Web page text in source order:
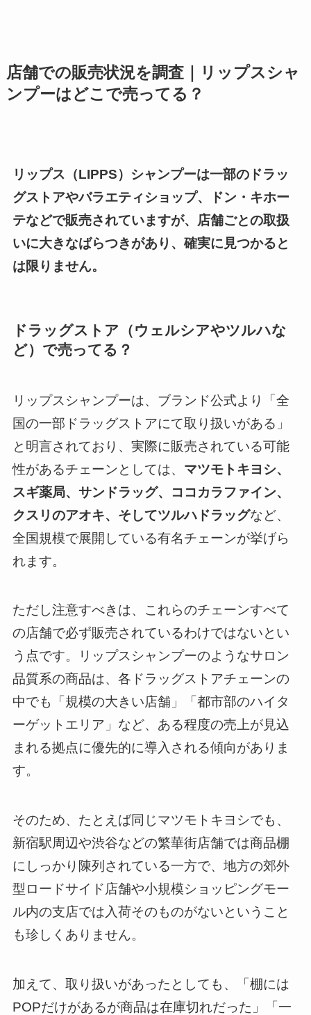
店舗での販売状況を調査｜リップスシャ
ンプーはどこで売ってる？
リップス（LIPPS）シャンプーは一部のドラッ
グストアやバラエティショップ、ドン・キホー
テなどで販売されていますが、店舗ごとの取扱
いに大きなばらつきがあり、確実に見つかると
は限りません。
ドラッグストア（ウェルシアやツルハな
ど）で売ってる？
リップスシャンプーは、ブランド公式より「全
国の一部ドラッグストアにて取り扱いがある」
と明言されており、実際に販売されている可能
性があるチェーンとしては、 マツモトキヨシ、
スギ薬局、サンドラッグ、ココカラファイン、
クスリのアオキ、そしてツルハドラッグなど、
全国規模で展開している有名チェーンが挙げら
れます。
ただし注意すべきは、これらのチェーンすべて
の店舗で必ず販売されているわけではないとい
う点です。リップスシャンプーのようなサロン
品質系の商品は、各ドラッグストアチェーンの
中でも「規模の大きい店舗」「都市部のハイタ
ーゲットエリア」など、ある程度の売上が見込
まれる拠点に優先的に導入される傾向がありま
す。
そのため、たとえば同じマツモトキヨシでも、
新宿駅周辺や渋谷などの繁華街店舗では商品棚
にしっかり陳列されている一方で、地方の郊外
型ロードサイド店舗や小規模ショッピングモー
ル内の支店では入荷そのものがないということ
も珍しくありません。
加えて、取り扱いがあったとしても、「棚には
POPだけがあるが商品は在庫切れだった」「一